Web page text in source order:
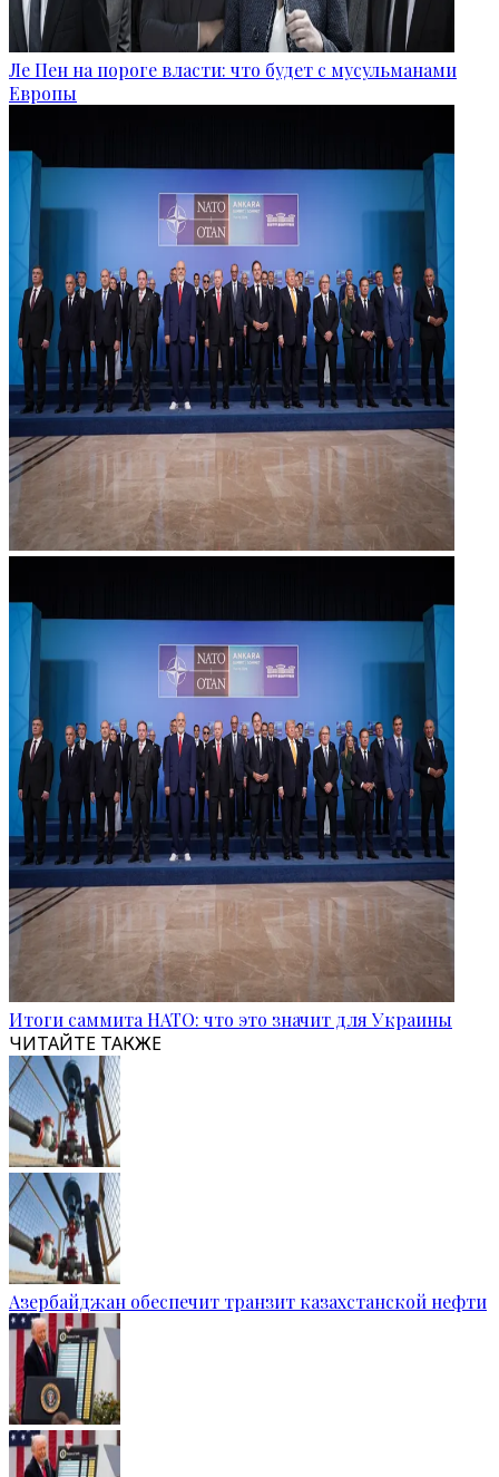
Ле Пен на пороге власти: что будет с мусульманами
Европы
Итоги саммита НАТО: что это значит для Украины
ЧИТАЙТЕ ТАКЖЕ
Азербайджан обеспечит транзит казахстанской нефти